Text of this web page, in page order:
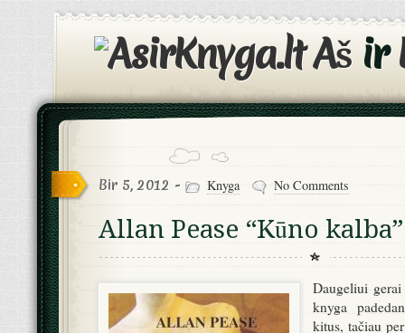
Ašir
Bir 5, 2012 - Knyga No Comments
Allan Pease “Kūno kalba”
Daugeliui
knyga
kitus, tačiau